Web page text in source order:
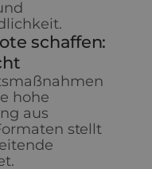
schaffen:
hohe
aus
stellt